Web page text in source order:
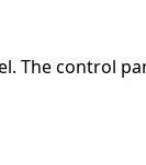
The control